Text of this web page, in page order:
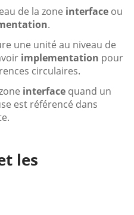
de la zone interface ou
.
une unité au niveau de
implementation pour
circulaires.
interface quand un
est référencé dans
les